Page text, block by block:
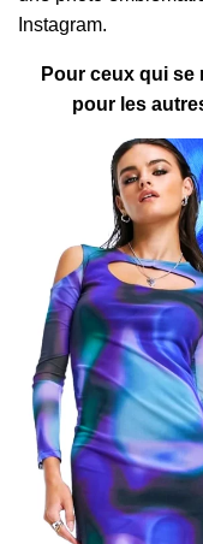
Instagram.
Pour ceux qui se
pour les